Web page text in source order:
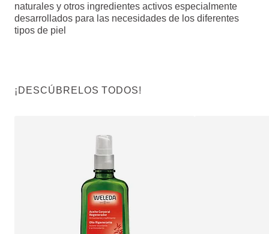
naturales y otros ingredientes activos especialmente
desarrollados para las necesidades de los diferentes
tipos de piel
¡DESCÚBRELOS TODOS!